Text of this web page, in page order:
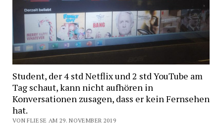
Student, der 4 std Netflix und 2 std YouTube am
Tag schaut, kann nicht aufhören in
Konversationen zusagen, dass er kein Fernsehen
hat.
VON FLIESE AM 29. NOVEMBER 2019